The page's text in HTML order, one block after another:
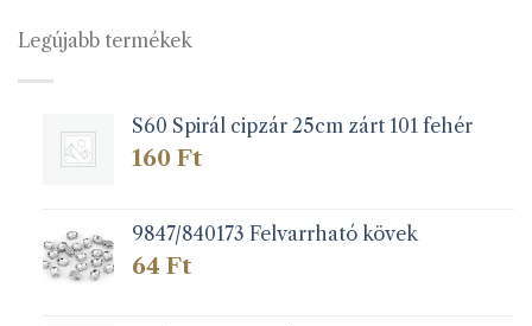
Legújabb termékek
S60 Spirál cipzár 25cm zárt 101 fehér
160 Ft
9847/840173 Felvarrható kövek
64 Ft